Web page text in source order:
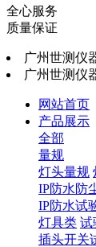
全心服务
质量保证
广州世测仪
广州世测仪
网站首页
产品展示
全部
量规
灯头量规
IP防水防
IP防水试
灯具类 试
插头开关